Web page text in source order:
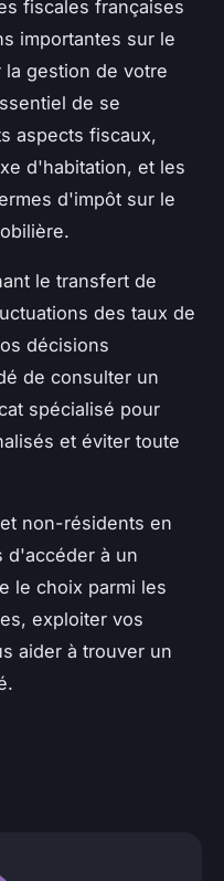
fiscales françaises
importantes sur le
gestion de votre
de se
aspects fiscaux,
d'habitation, et les
d'impôt sur le
le transfert de
des taux de
décisions
de consulter un
spécialisé pour
et éviter toute
non-résidents en
d'accéder à un
le choix parmi les
exploiter vos
aider à trouver un